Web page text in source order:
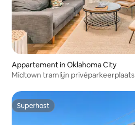
Appartement in Oklahoma City
Midtown tramlijn privéparkeerplaats
Superhost
Superhost